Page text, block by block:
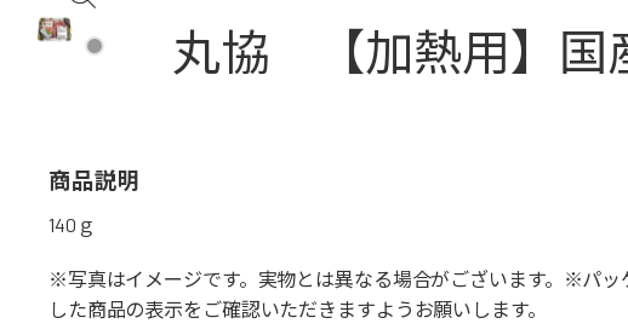
丸協 【加熱用】国
商品説明
140ｇ
※写真はイメージです。実物とは異なる場合がございます。※パ
した商品の表示をご確認いただきますようお願いします。